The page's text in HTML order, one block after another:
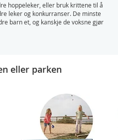
hoppeleker, eller bruk krittene til å
leker og konkurranser. De minste
barn et, og kanskje de voksne gjør
eller parken